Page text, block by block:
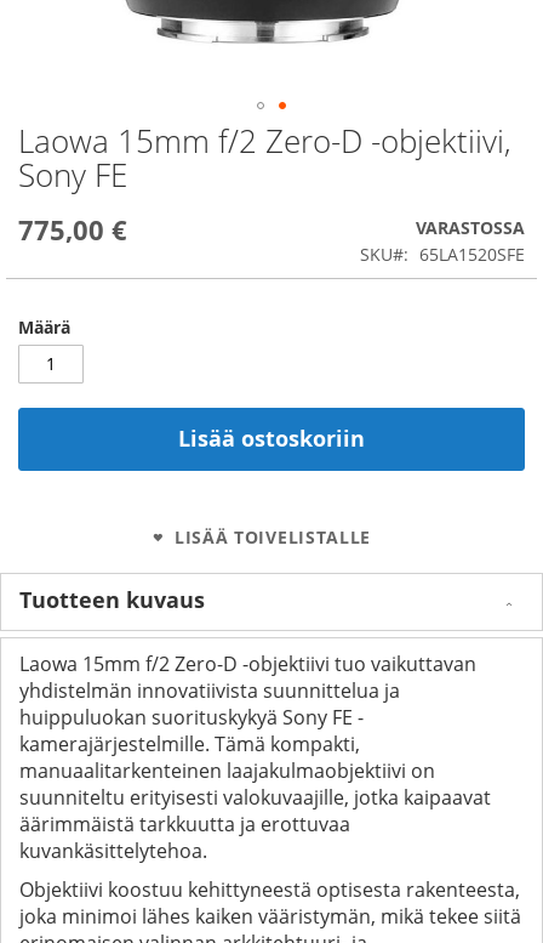
Laowa 15mm f/2 Zero-D -objektiivi,
Sony FE
775,00 €
VARASTOSSA
SKU
65LA1520SFE
Määrä
Lisää ostoskoriin
LISÄÄ TOIVELISTALLE
Skip
to
the
of
Tuotteen kuvaus
Laowa 15mm f/2 Zero-D -objektiivi tuo vaikuttavan
yhdistelmän innovatiivista suunnittelua ja
huippuluokan suorituskykyä Sony FE -
kamerajärjestelmille. Tämä kompakti,
manuaalitarkenteinen laajakulmaobjektiivi on
suunniteltu erityisesti valokuvaajille, jotka kaipaavat
äärimmäistä tarkkuutta ja erottuvaa
kuvankäsittelytehoa.
Objektiivi koostuu kehittyneestä optisesta rakenteesta,
joka minimoi lähes kaiken vääristymän, mikä tekee siitä